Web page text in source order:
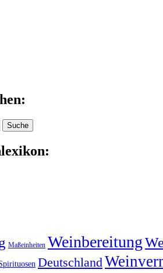
Suche
Maßeinheiten Weinbereitung
Deutschland